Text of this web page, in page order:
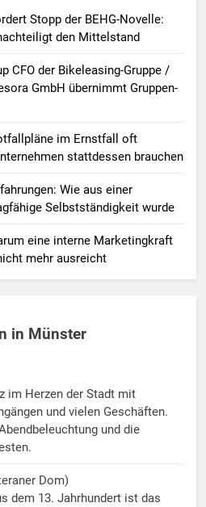
Stopp der BEHG-Novelle:
den Mittelstand
CFO der Bikeleasing-Gruppe /
GmbH übernimmt Gruppen-
im Ernstfall oft
stattdessen brauchen
Wie aus einer
Selbstständigkeit wurde
eine interne Marketingkraft
mehr ausreicht
in Münster
im Herzen der Stadt mit
und vielen Geschäften.
und die
Dom)
dem 13. Jahrhundert ist das